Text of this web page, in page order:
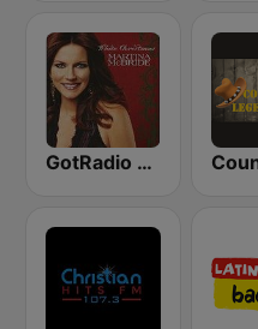
GotRadio - Country Christmas